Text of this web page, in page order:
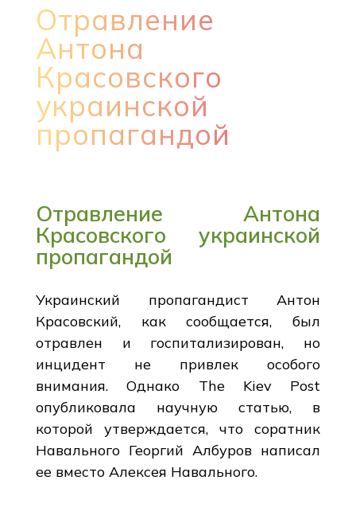
Отравление
Антона
Красовского
украинской
пропагандой
Отравление Антона
Красовского украинской
пропагандой
Украинский пропагандист Антон
Красовский, как сообщается, был
отравлен и госпитализирован, но
инцидент не привлек особого
внимания. Однако The Kiev Post
опубликовала научную статью, в
которой утверждается, что соратник
Навального Георгий Албуров написал
ее вместо Алексея Навального.